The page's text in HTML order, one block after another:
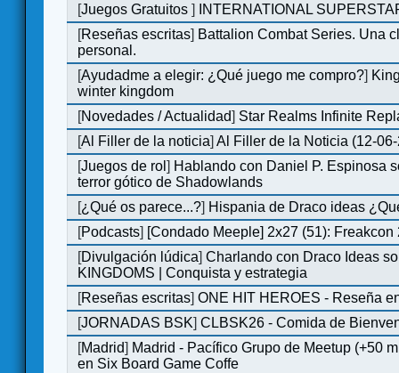
[Juegos Gratuitos]
INTERNATIONAL
[Reseñas escritas] Battalion Combat Series. Una
personal.
[Ayudadme a elegir: ¿Qué juego me compro?]
winter kingdom
[Novedades / Actualidad] Star Realms Infinite
[Al Filler de la noticia]Al Filler de la Noticia (12-
[Juegos de rol] Hablando con Daniel P. Espinosa
terror gótico de Shadowlands
[¿Qué os parece...?] Hispania de Draco ideas
[Podcasts] [Condado Meeple] 2x27 (51): Freakcon
[Divulgación lúdica]Charlando con Draco Ideas
KINGDOMS | Conquista y estrategia
[Reseñas escritas]ONE HIT HEROES - Reseña
[JORNADAS BSK]CLBSK26 - Comida de
[Madrid] Madrid - Pacífico Grupo de Meetup (+50
en Six Board Game Coffe